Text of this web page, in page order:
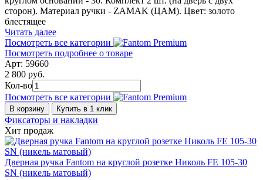
сторон). Материал ручки - ZAMAK (ЦАМ). Цвет: золото
блестящее
Читать далее
Посмотреть все категории
Посмотреть подробнее о товаре
Арт: 59660
2 800 руб.
Кол-во
Посмотреть все категории
В корзину Купить в 1 клик
Фиксаторы и накладки
Хит продаж
Дверная ручка Fantom на круглой розетке Николь FE 105-30
SN (никель матовый)